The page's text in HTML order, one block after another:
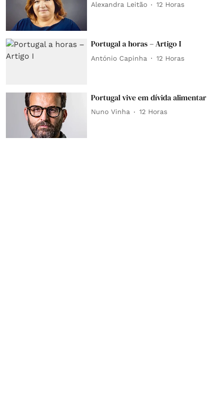
Alexandra Leitão 12 Horas
Portugal a horas – Artigo I
António Capinha 12 Horas
Portugal vive em dívida alimentar
Nuno Vinha 12 Horas